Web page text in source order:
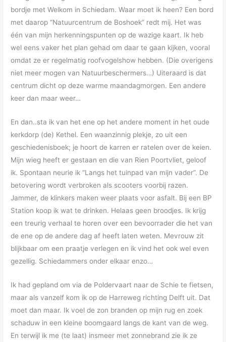
bordje met Welkom in Schiedam. Waar moet ik heen? Een bord
met daarop “Natuurcentrum de Boshoek” redt mij. Het was
één van mijn herkenningspunten op de wazige kaart. Ik heb
wel eens vaker het plan gehad om daar te gaan kijken, vooral
omdat ze er regelmatig roofvogelshow hebben. (Die overigens
niet meer mogen van Natuurbeschermers…) Uiteraard is dat
centrum dicht op deze warme maandagmorgen. Een andere
keer dan maar weer…
En dan..sta ik van het ene op het andere moment in het oude
kerkdorp (de) Kethel. Een waanzinnig plekje, zo uit een
geschiedenisboek; je hoort de karren er ratelen over de keien.
Mijn wieg heeft er gestaan en die van Rien Poortvliet, geloof
ik. Spontaan neurie ik “Langs het tuinpad van mijn vader”. De
betovering wordt verbroken als scooters voorbij razen.
Jammer, de klinkers maken weer plaats voor asfalt. Bij een BP
Station koop ik wat te drinken. Helaas geen broodjes. Ik krijg
een treurig verhaal te horen over een bevoorrader die het van
de ene op de andere dag af heeft laten weten. Mevrouw zit
blijkbaar om een praatje verlegen en ik vind het ook wel even
gezellig. Schiedammers onder elkaar enzo…
Ik had gepland om via de Poldervaart naar de Schie te fietsen,
maar als vanzelf kom ik op de Harreweg richting Delft uit. Dat
moet dan maar. Ik voel de zon branden op mijn rug en zoek
schaduw in een kleine boomgaard langs de kant van de weg.
En terwijl ik me (te laat) insmeer met zonnebrand zie ik ze